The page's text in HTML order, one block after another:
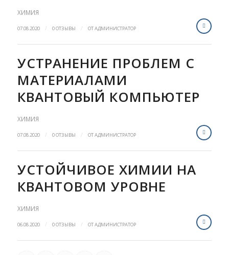
ХИМИЯ
07.08.2020 / 0 ОТЗЫВЫ / ОТАДМИНИСТРАТОР
УСТРАНЕНИЕ ПРОБЛЕМ С
МАТЕРИАЛАМИ
КВАНТОВЫЙ КОМПЬЮТЕР
ХИМИЯ
07.08.2020 / 0 ОТЗЫВЫ / ОТАДМИНИСТРАТОР
УСТОЙЧИВОЕ ХИМИИ НА
КВАНТОВОМ УРОВНЕ
ХИМИЯ
06.08.2020 / 0 ОТЗЫВЫ / ОТАДМИНИСТРАТОР